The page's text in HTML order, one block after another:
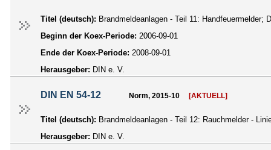
Titel (deutsch): Brandmeldeanlagen - Teil 11: Handfeuermelder;
Beginn der Koex-Periode: 2006-09-01
Ende der Koex-Periode: 2008-09-01
Herausgeber: DIN e. V.
DIN EN 54-12 Norm, 2015-10 [AKTUELL]
Titel (deutsch): Brandmeldeanlagen - Teil 12: Rauchmelder -
Herausgeber: DIN e. V.